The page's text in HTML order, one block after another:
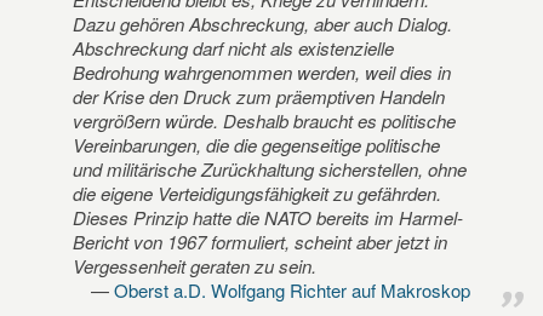
Dazu gehören Abschreckung, aber auch Dialog.
Abschreckung darf nicht als existenzielle
Bedrohung wahrgenommen werden, weil dies in
der Krise den Druck zum präemptiven Handeln
vergrößern würde. Deshalb braucht es politische
Vereinbarungen, die die gegenseitige politische
und militärische Zurückhaltung sicherstellen, ohne
die eigene Verteidigungsfähigkeit zu gefährden.
Dieses Prinzip hatte die NATO bereits im Harmel-
Bericht von 1967 formuliert, scheint aber jetzt in
Vergessenheit geraten zu sein.
Oberst a.D. Wolfgang Richter auf Makroskop